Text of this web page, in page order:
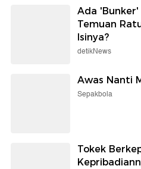
Ada 'Bunker'
Temuan
Isinya?
detikNews
Awas Nanti
Sepakbola
Tokek